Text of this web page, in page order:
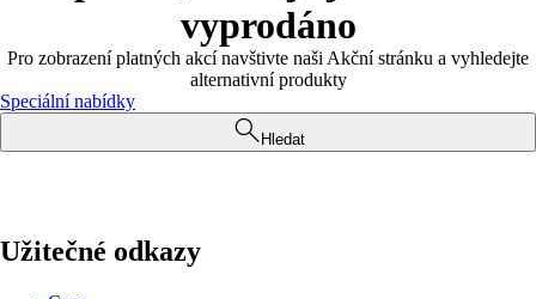
vyprodáno
Pro zobrazení platných akcí navštivte naši Akční stránku a vyhledejte
alternativní produkty
Speciální nabídky
Hledat
Užitečné odkazy